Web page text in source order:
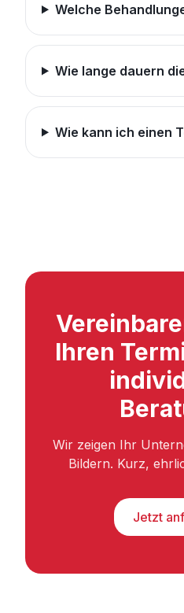
Welche
Wie lange dauern
Wie kann ich einen
Ihren
Wir zeigen Ihr
Bildern. Kurz,
Jetzt